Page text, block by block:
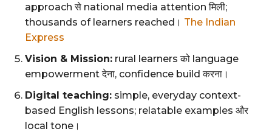
approach से national media attention मिली;
thousands of learners reached। The Indian
Express
Vision & Mission: rural learners को language
empowerment देना, confidence build करना।
Digital teaching: simple, everyday context-
based English lessons; relatable examples और
local tone।